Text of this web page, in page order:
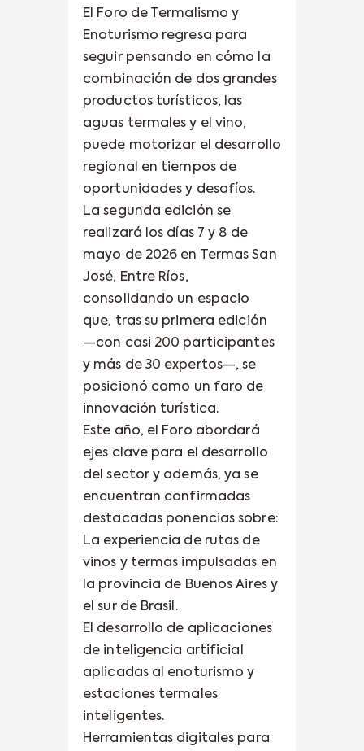
El Foro de Termalismo y
Enoturismo regresa para
seguir pensando en cómo la
combinación de dos grandes
productos turísticos, las
aguas termales y el vino,
puede motorizar el desarrollo
regional en tiempos de
oportunidades y desafíos.
La segunda edición se
realizará los días 7 y 8 de
mayo de 2026 en Termas San
José, Entre Ríos,
consolidando un espacio
que, tras su primera edición
—con casi 200 participantes
y más de 30 expertos—, se
posicionó como un faro de
innovación turística.
Este año, el Foro abordará
ejes clave para el desarrollo
del sector y además, ya se
encuentran confirmadas
destacadas ponencias sobre:
La experiencia de rutas de
vinos y termas impulsadas en
la provincia de Buenos Aires y
el sur de Brasil.
El desarrollo de aplicaciones
de inteligencia artificial
aplicadas al enoturismo y
estaciones termales
inteligentes.
Herramientas digitales para